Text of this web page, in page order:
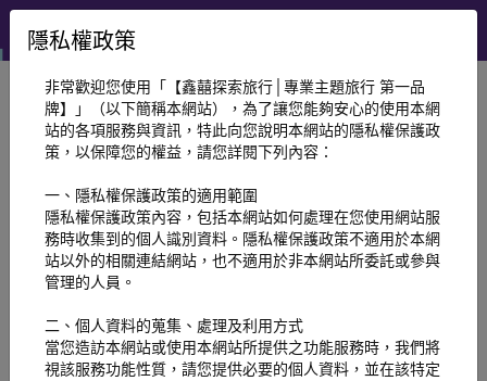
手機加入 必填欄位標示 *
請輸入手機號碼進行註冊*
或使用社群帳號登入
隱私權政策
非常歡迎您使用「【鑫囍探索旅行│專業主題旅行 第一品
牌】」（以下簡稱本網站），為了讓您能夠安心的使用本網
站的各項服務與資訊，特此向您說明本網站的隱私權保護政
策，以保障您的權益，請您詳閱下列內容：
一、隱私權保護政策的適用範圍
隱私權保護政策內容，包括本網站如何處理在您使用網站服
務時收集到的個人識別資料。隱私權保護政策不適用於本網
站以外的相關連結網站，也不適用於非本網站所委託或參與
管理的人員。
二、個人資料的蒐集、處理及利用方式
當您造訪本網站或使用本網站所提供之功能服務時，我們將
視該服務功能性質，請您提供必要的個人資料，並在該特定